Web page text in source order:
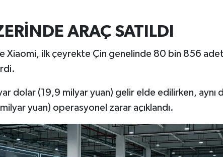
ARAÇ SATILDI
Xiaomi, ilk çeyrekte Çin genelinde 80 bin 856
dolar (19,9 milyar yuan) gelir elde edilirken, aynı
yuan) operasyonel zarar açıklandı.